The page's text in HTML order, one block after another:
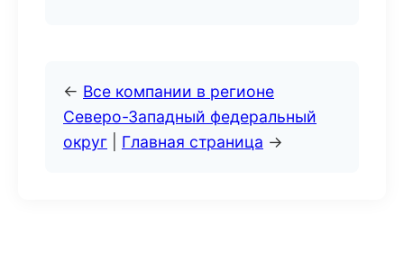
← Все компании в регионе
Северо-Западный федеральный
округ
Главная страница →